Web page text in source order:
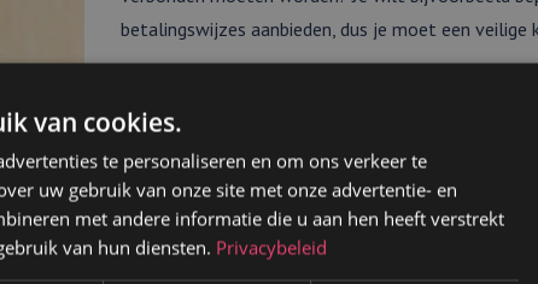
betalingswijzes aanbieden, dus je moet een veilige
Hosting en onderhoud van je website kan veel tijd
nodige kennis. Gelukkig hebben wij een
dit voor je kunnen uitvoeren
van cookies.
te personaliseren en om ons verkeer te
uw gebruik van onze site met onze advertentie- en
met andere informatie die u aan hen heeft verstrekt
van hun diensten. Privacybeleid